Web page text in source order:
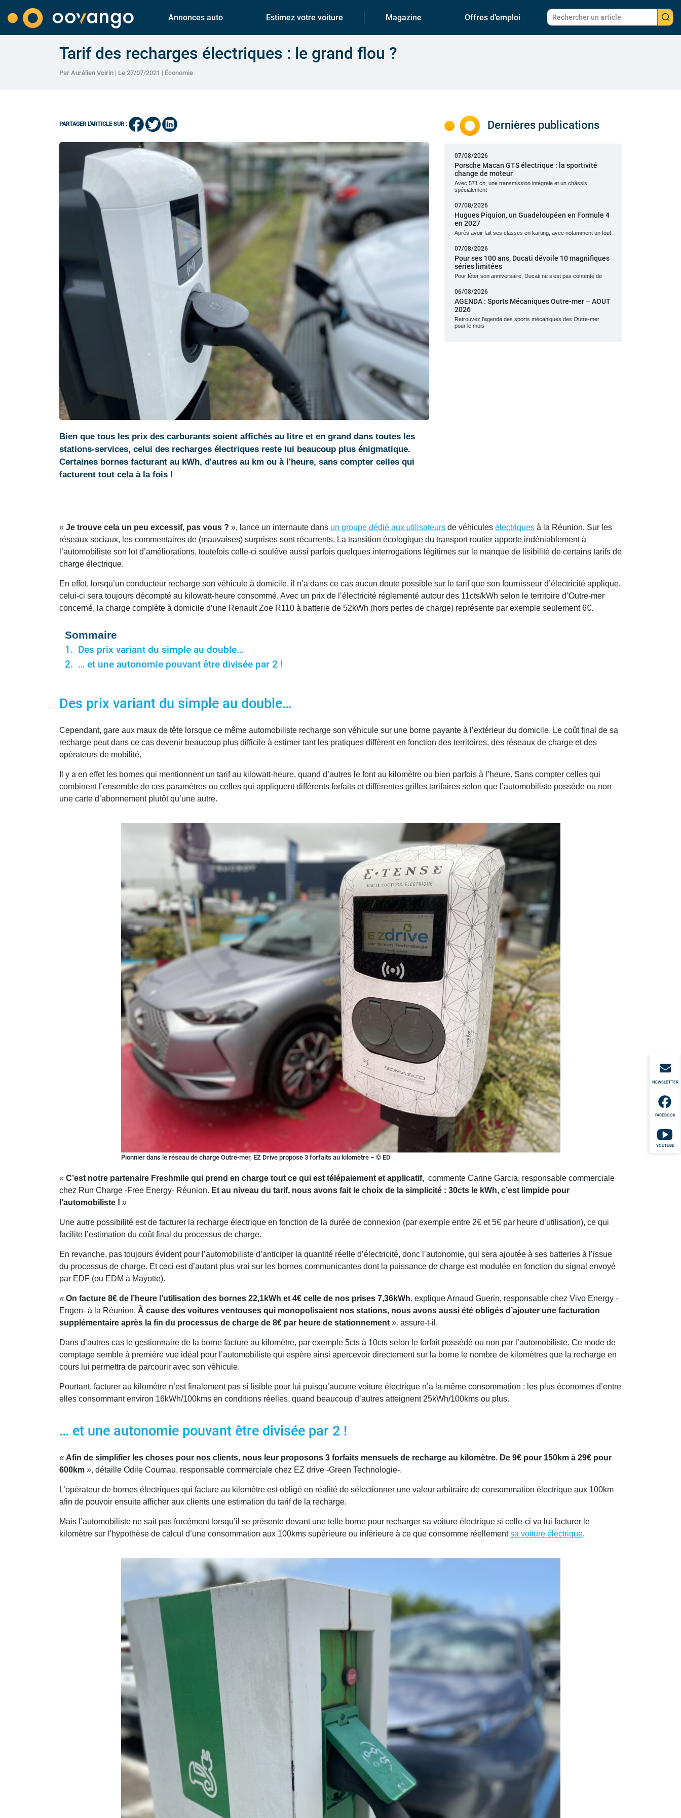
Annonces auto Estimez votre voiture Magazine Offres d’emploi
NEWSLETTER
FACEBOOK
YOUTUBE
Tarif des recharges électriques : le grand flou ?
Par Aurélien Voirin | Le 27/07/2021 | Économie
PARTAGER L'ARTICLE SUR :
Bien que tous les prix des carburants soient affichés au litre et en grand dans toutes les
stations-services, celui des recharges électriques reste lui beaucoup plus énigmatique.
Certaines bornes facturant au kWh, d'autres au km ou à l'heure, sans compter celles qui
facturent tout cela à la fois !
Dernières publications
07/08/2026
Porsche Macan GTS électrique : la sportivité
change de moteur
Avec 571 ch, une transmission intégrale et un châssis
spécialement
07/08/2026
Hugues Piquion, un Guadeloupéen en Formule 4
en 2027
Après avoir fait ses classes en karting, avec notamment un tout
07/08/2026
Pour ses 100 ans, Ducati dévoile 10 magnifiques
séries limitées
Pour fêter son anniversaire, Ducati ne s’est pas contenté de
06/08/2026
AGENDA : Sports Mécaniques Outre-mer – AOUT
2026
Retrouvez l'agenda des sports mécaniques des Outre-mer
pour le mois
« Je trouve cela un peu excessif, pas vous ? », lance un internaute dans un groupe dédié aux utilisateurs de véhicules électriques à la Réunion. Sur les
réseaux sociaux, les commentaires de (mauvaises) surprises sont récurrents. La transition écologique du transport routier apporte indéniablement à
l’automobiliste son lot d’améliorations, toutefois celle-ci soulève aussi parfois quelques interrogations légitimes sur le manque de lisibilité de certains tarifs de
charge électrique.
En effet, lorsqu’un conducteur recharge son véhicule à domicile, il n’a dans ce cas aucun doute possible sur le tarif que son fournisseur d’électricité applique,
celui-ci sera toujours décompté au kilowatt-heure consommé. Avec un prix de l’électricité réglementé autour des 11cts/kWh selon le territoire d’Outre-mer
concerné, la charge complète à domicile d’une Renault Zoe R110 à batterie de 52kWh (hors pertes de charge) représente par exemple seulement 6€.
Sommaire
Des prix variant du simple au double…
… et une autonomie pouvant être divisée par 2 !
Des prix variant du simple au double…
Cependant, gare aux maux de tête lorsque ce même automobiliste recharge son véhicule sur une borne payante à l’extérieur du domicile. Le coût final de sa
recharge peut dans ce cas devenir beaucoup plus difficile à estimer tant les pratiques diffèrent en fonction des territoires, des réseaux de charge et des
opérateurs de mobilité.
Il y a en effet les bornes qui mentionnent un tarif au kilowatt-heure, quand d’autres le font au kilomètre ou bien parfois à l’heure. Sans compter celles qui
combinent l’ensemble de ces paramètres ou celles qui appliquent différents forfaits et différentes grilles tarifaires selon que l’automobiliste possède ou non
une carte d’abonnement plutôt qu’une autre.
Pionnier dans le réseau de charge Outre-mer, EZ Drive propose 3 forfaits au kilomètre – © ED
« C’est notre partenaire Freshmile qui prend en charge tout ce qui est télépaiement et applicatif, commente Carine Garcia, responsable commerciale
chez Run Charge -Free Energy- Réunion. Et au niveau du tarif, nous avons fait le choix de la simplicité : 30cts le kWh, c’est limpide pour
l’automobiliste ! »
Une autre possibilité est de facturer la recharge électrique en fonction de la durée de connexion (par exemple entre 2€ et 5€ par heure d’utilisation), ce qui
facilite l’estimation du coût final du processus de charge.
En revanche, pas toujours évident pour l’automobiliste d’anticiper la quantité réelle d’électricité, donc l’autonomie, qui sera ajoutée à ses batteries à l’issue
du processus de charge. Et ceci est d’autant plus vrai sur les bornes communicantes dont la puissance de charge est modulée en fonction du signal envoyé
par EDF (ou EDM à Mayotte).
« On facture 8€ de l’heure l’utilisation des bornes 22,1kWh et 4€ celle de nos prises 7,36kWh, explique Arnaud Guerin, responsable chez Vivo Energy -
Engen- à la Réunion. À cause des voitures ventouses qui monopolisaient nos stations, nous avons aussi été obligés d’ajouter une facturation
supplémentaire après la fin du processus de charge de 8€ par heure de stationnement », assure-t-il.
Dans d’autres cas le gestionnaire de la borne facture au kilomètre, par exemple 5cts à 10cts selon le forfait possédé ou non par l’automobiliste. Ce mode de
comptage semble à première vue idéal pour l’automobiliste qui espère ainsi apercevoir directement sur la borne le nombre de kilomètres que la recharge en
cours lui permettra de parcourir avec son véhicule.
Pourtant, facturer au kilomètre n’est finalement pas si lisible pour lui puisqu’aucune voiture électrique n’a la même consommation : les plus économes d’entre
elles consommant environ 16kWh/100kms en conditions réelles, quand beaucoup d’autres atteignent 25kWh/100kms ou plus.
… et une autonomie pouvant être divisée par 2 !
« Afin de simplifier les choses pour nos clients, nous leur proposons 3 forfaits mensuels de recharge au kilomètre. De 9€ pour 150km à 29€ pour
600km », détaille Odile Coumau, responsable commerciale chez EZ drive -Green Technologie-.
L’opérateur de bornes électriques qui facture au kilomètre est obligé en réalité de sélectionner une valeur arbitraire de consommation électrique aux 100km
afin de pouvoir ensuite afficher aux clients une estimation du tarif de la recharge.
Mais l’automobiliste ne sait pas forcément lorsqu’il se présente devant une telle borne pour recharger sa voiture électrique si celle-ci va lui facturer le
kilomètre sur l’hypothèse de calcul d’une consommation aux 100kms supérieure ou inférieure à ce que consomme réellementsa voiture électrique.